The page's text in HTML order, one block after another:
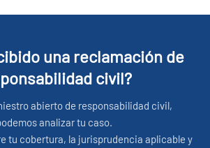
una reclamación de
civil?
abierto de responsabilidad civil,
analizar tu caso.
tu cobertura, la jurisprudencia aplicable y